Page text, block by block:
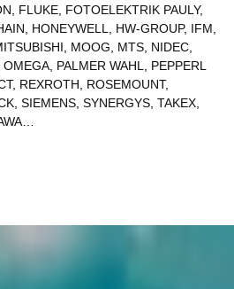
FLUKE FOTOELEKTRIK PAULY,
HONEYWELL HW-GROUP, IFM
MOOG MTS NIDEC
OMEGA PALMER WAHL
PEPPERL
, REXROTH ROSEMOUNT,
SIEMENS SYNERGYS TAKEX